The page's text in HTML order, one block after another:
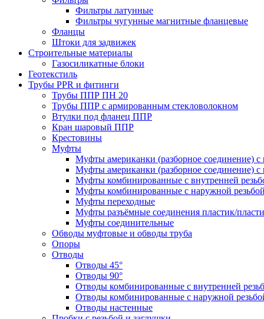
Фильтры латунные
Фильтры чугунные магнитные фланцевые
Фланцы
Штоки для задвижек
Строительные материалы
Газосиликатные блоки
Геотекстиль
Трубы PPR и фитинги
Трубы ППР ПН 20
Трубы ППР с армированным стекловолокном
Втулки под фланец ППР
Кран шаровый ППР
Крестовины
Муфты
Муфты американки (разборное соединение) с
Муфты американки (разборное соединение) с
Муфты комбинированные с внутренней
Муфты комбинированные с наружной резьбой
Муфты переходные
Муфты разъёмные соединения пластик/
Муфты соединительные
Обводы муфтовые и обводы труба
Опоры
Отводы
Отводы 45°
Отводы 90°
Отводы комбинированные с внутренней
Отводы комбинированные с наружной
Отводы настенные